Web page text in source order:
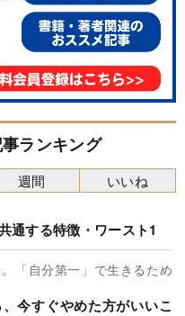
ランキング
通する特徴・ワースト1
「自分第一」で生きるため
今すぐやめた方がいいこ
週間 いいね